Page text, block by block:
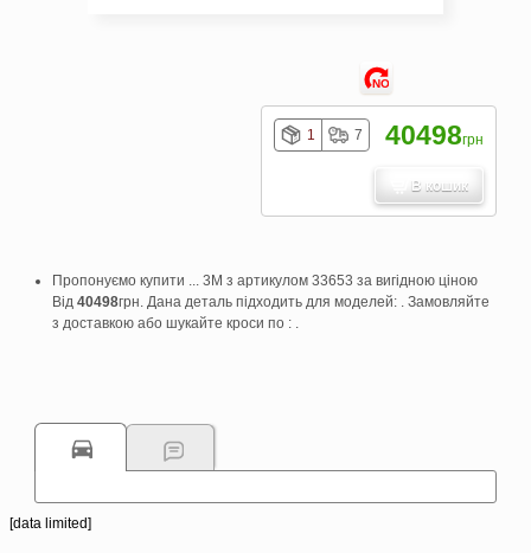
Пропонуємо купити ... 3M з артикулом 33653 за вигідною ціною
Від 40498грн. Дана деталь підходить для моделей: . Замовляйте
з доставкою або шукайте кроси по : .
NO
1 7 40498грн
В кошик
[data limited]